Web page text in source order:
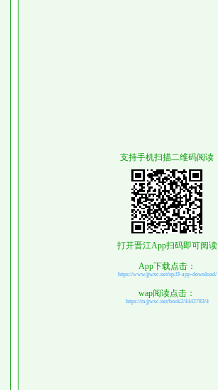
支持手机扫描二维码阅读
打开晋江App扫码即可阅读
App下载点击：
https://www.jjwxc.net/sp/JJ-app-download/
wap阅读点击：
https://m.jjwxc.net/book2/4442783/4